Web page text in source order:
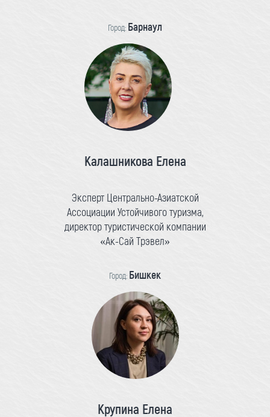
Город: Барнаул
Калашникова Елена
Эксперт Центрально-Азиатской
Ассоциации Устойчивого туризма,
директор туристической компании
«Ак-Сай Трэвел»
Город: Бишкек
Крупина Елена